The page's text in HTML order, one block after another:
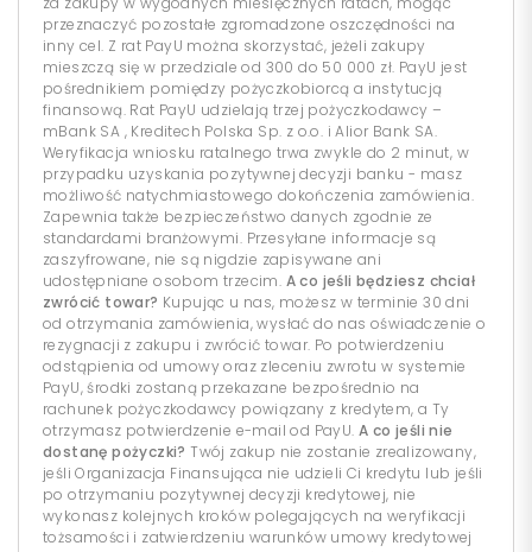
przeznaczyć pozostałe zgromadzone oszczędności na
inny cel. Z rat PayU można skorzystać, jeżeli zakupy
mieszczą się w przedziale od 300 do 50 000 zł. PayU jest
pośrednikiem pomiędzy pożyczkobiorcą a instytucją
finansową. Rat PayU udzielają trzej pożyczkodawcy –
mBank SA , Kreditech Polska Sp. z o.o. i Alior Bank SA.
Weryfikacja wniosku ratalnego trwa zwykle do 2 minut, w
przypadku uzyskania pozytywnej decyzji banku - masz
możliwość natychmiastowego dokończenia zamówienia.
Zapewnia także bezpieczeństwo danych zgodnie ze
standardami branżowymi. Przesyłane informacje są
zaszyfrowane, nie są nigdzie zapisywane ani
udostępniane osobom trzecim. A co jeśli będziesz chciał
zwrócić towar? Kupując u nas, możesz w terminie 30 dni
od otrzymania zamówienia, wysłać do nas oświadczenie o
rezygnacji z zakupu i zwrócić towar. Po potwierdzeniu
odstąpienia od umowy oraz zleceniu zwrotu w systemie
PayU, środki zostaną przekazane bezpośrednio na
rachunek pożyczkodawcy powiązany z kredytem, a Ty
otrzymasz potwierdzenie e-mail od PayU. A co jeśli nie
dostanę pożyczki? Twój zakup nie zostanie zrealizowany,
jeśli Organizacja Finansująca nie udzieli Ci kredytu lub jeśli
po otrzymaniu pozytywnej decyzji kredytowej, nie
wykonasz kolejnych kroków polegających na weryfikacji
tożsamości i zatwierdzeniu warunków umowy kredytowej